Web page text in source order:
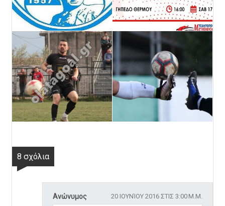
8 σχόλια
Ανώνυμος 20 ΙΟΥΝΊΟΥ 2016 ΣΤΙΣ 3:00 Μ.Μ.